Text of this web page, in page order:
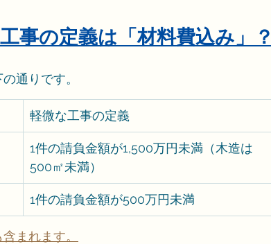
事の定義は「材料費込み」？
通りです。
軽微な工事の定義
1件の請負金額が1,500万円未満（木造は
500㎡未満）
1件の請負金額が500万円未満
まれます。